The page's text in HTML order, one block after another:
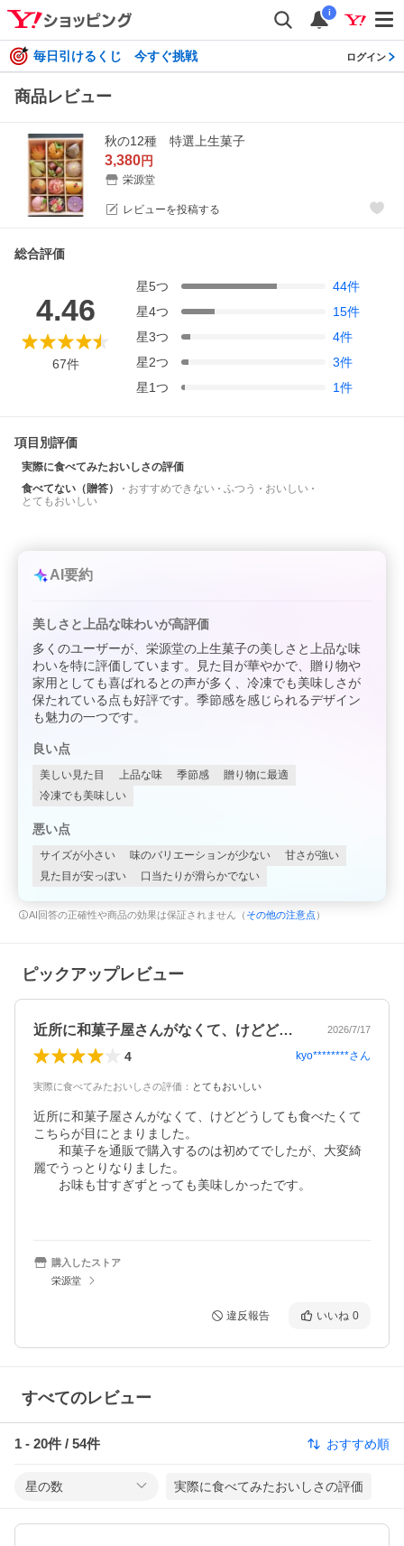
i
毎日引けるくじ 今すぐ挑戦 ログイン
商品レビュー
秋の12種 特選上生菓子
3,380円
栄源堂
レビューを投稿する
総合評価
4.46
67件
星5つ 44件
星4つ 15件
星3つ 4件
星2つ 3件
星1つ 1件
項目別評価
実際に食べてみたおいしさの評価
食べてない（贈答）
おすすめできない ふつう
おいしい
とてもおいしい
AI要約
美しさと上品な味わいが高評価
多くのユーザーが、栄源堂の上生菓子の美しさと上品な味
わいを特に評価しています。見た目が華やかで、贈り物や
家用としても喜ばれるとの声が多く、冷凍でも美味しさが
保たれている点も好評です。季節感を感じられるデザイン
も魅力の一つです。
良い点
美しい見た目 上品な味 季節感
贈り物に最適
冷凍でも美味しい
悪い点
サイズが小さい 味のバリエーションが少ない
甘さが強い
見た目が安っぽい
口当たりが滑らかでない
AI回答の正確性や商品の効果は保証されません（ その他の注意点 ）
ピックアップレビュー
近所に和菓子屋さんがなくて、けどどうし… 2026/7/17
4 kyo********さん
実際に食べてみたおいしさの評価 ： とてもおいしい
近所に和菓子屋さんがなくて、けどどうしても食べたくて
こちらが目にとまりました。
和菓子を通販で購入するのは初めてでしたが、大変綺
麗でうっとりなりました。
お味も甘すぎずとっても美味しかったです。
購入したストア
栄源堂
違反報告 いいね 0
すべてのレビュー
1 - 20件 / 54件 おすすめ順
星の数 実際に食べてみたおいしさの評価